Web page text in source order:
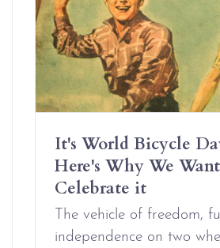
It's World Bicycle
Here's Why We
Celebrate it
The vehicle of freedom,
independence on two